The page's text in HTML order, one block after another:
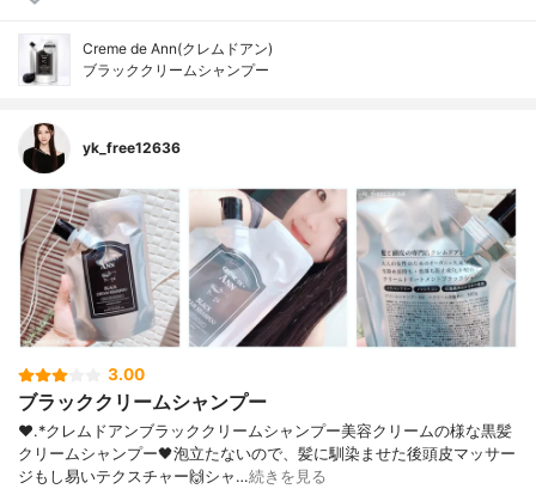
Creme de Ann(クレムドアン)
ブラッククリームシャンプー
yk_free12636
3.00
ブラッククリームシャンプー
❤︎.*クレムドアンブラッククリームシャンプー美容クリームの様な黒髪
クリームシャンプー🖤泡立たないので、髪に馴染ませた後頭皮マッサー
ジもし易いテクスチャー🙌シャ…続きを見る